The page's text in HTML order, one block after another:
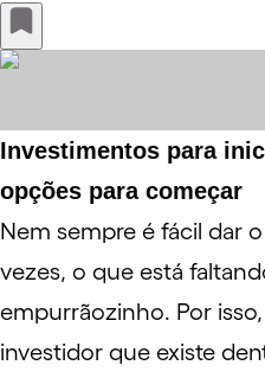
Investimentos para
opções para começar
Nem sempre é fácil dar
vezes, o que está
empurrãozinho. Por
investidor que existe